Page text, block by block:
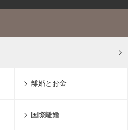
離婚とお金
国際離婚